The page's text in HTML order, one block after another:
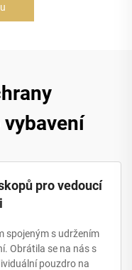
pro vedoucí
spojeným s udržením
Obrátila se na nás s
pouzdro na